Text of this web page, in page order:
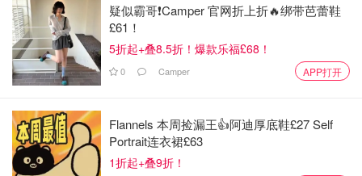
小不列颠晒晒君
☀️10月23日英国天气预报：未来一周英国天气
情况怎么样？
别被风吹跑了！本周四狂风暴雨来袭
伦敦、牛津、卡迪夫等地留学生出行
需注意！
疑似霸哥❗️Camper 官网折上折🔥绑带芭蕾鞋
£61！
5折起+叠8.5折！爆款乐福£68！
0 Camper APP打开
Flannels 本周捡漏王👍阿迪厚底鞋£27 Self
Portrait连衣裙£63
1折起+叠9折！